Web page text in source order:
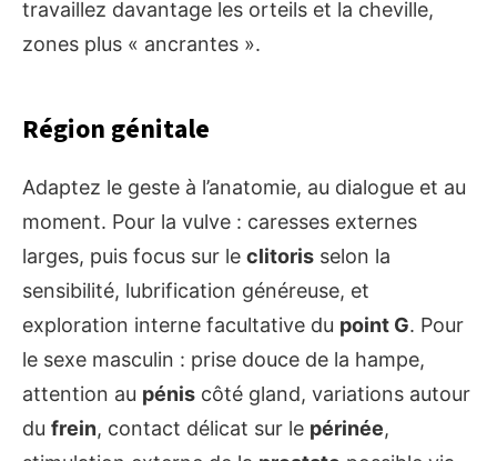
travaillez davantage les orteils et la cheville,
zones plus « ancrantes ».
Région génitale
Adaptez le geste à l’anatomie, au dialogue et au
moment. Pour la vulve : caresses externes
larges, puis focus sur le clitoris selon la
sensibilité, lubrification généreuse, et
exploration interne facultative du point G. Pour
le sexe masculin : prise douce de la hampe,
attention au pénis côté gland, variations autour
du frein, contact délicat sur le périnée,